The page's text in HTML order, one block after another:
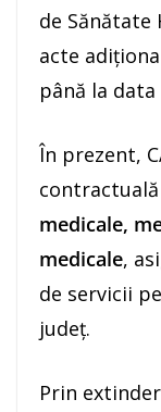
de Sănătate
acte
până la data
În prezent,
contractuală
medicale,
medicale,
de servicii
județ.
Prin